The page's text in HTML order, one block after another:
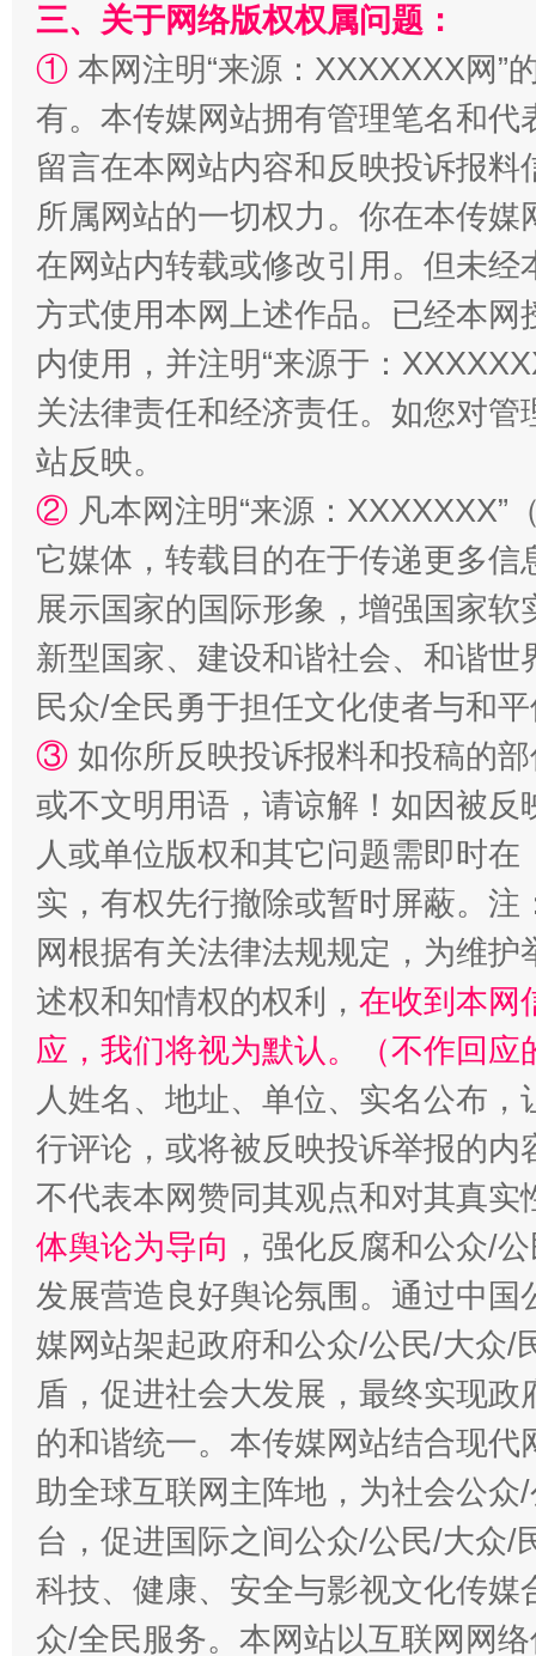
揭批美国五大"原罪" "炒
站台名比不上好声名
漫山遍野的桃花与雪山、麦地、白藏房 除
招工难、用工荒背后
三、关于网络版权权属问题：
① 本网注明“来源：XXXXXXX网”
有。本传媒网站拥有管理笔名和
留言在本网站内容和反映投诉报
所属网站的一切权力。你在本传
在网站内转载或修改引用。但未
方式使用本网上述作品。已经本
内使用，并注明“来源于：
关法律责任和经济责任。如您对
站反映。
② 凡本网注明“来源：
它媒体，转载目的在于传递更多
展示国家的国际形象，增强国家
新型国家、建设和谐社会、和谐
民众/全民勇于担任文化使者与和
③ 如你所反映投诉报料和投稿的
或不文明用语，请谅解！如因被
人或单位版权和其它问题需即时在
实，有权先行撤除或暂时屏蔽。
网根据有关法律法规规定，为维
述权和知情权的权利， 在收到本网
应，我们将视为默认。（不作回应
人姓名、地址、单位、实名公布
行评论，或将被反映投诉举报的
不代表本网赞同其观点和对其真实
体舆论为导向 ，强化反腐和公众/
发展营造良好舆论氛围。通过中
媒网站架起政府和公众/公民/大众/
盾，促进社会大发展，最终实现
的和谐统一。本传媒网站结合现
助全球互联网主阵地，为社会公
台，促进国际之间公众/公民/大众/
科技、健康、安全与影视文化传
众/全民服务。本网站以互联网网